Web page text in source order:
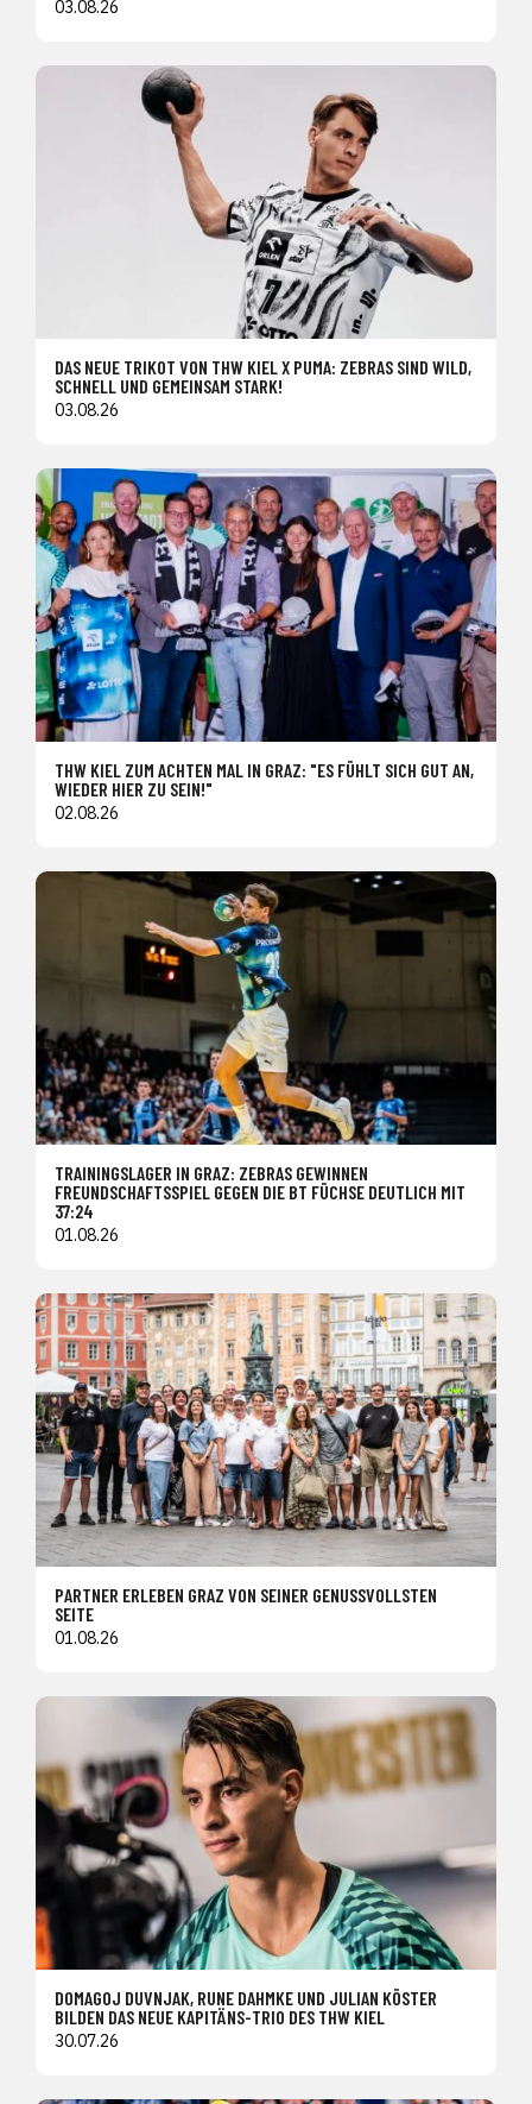
03.08.26
DAS NEUE TRIKOT VON THW KIEL X PUMA: ZEBRAS SIND WILD,
SCHNELL UND GEMEINSAM STARK!
03.08.26
THW KIEL ZUM ACHTEN MAL IN GRAZ: "ES FÜHLT SICH GUT AN,
WIEDER HIER ZU SEIN!"
02.08.26
TRAININGSLAGER IN GRAZ: ZEBRAS GEWINNEN
FREUNDSCHAFTSSPIEL GEGEN DIE BT FÜCHSE DEUTLICH MIT
37:24
01.08.26
PARTNER ERLEBEN GRAZ VON SEINER GENUSSVOLLSTEN
SEITE
01.08.26
DOMAGOJ DUVNJAK, RUNE DAHMKE UND JULIAN KÖSTER
BILDEN DAS NEUE KAPITÄNS-TRIO DES THW KIEL
30.07.26